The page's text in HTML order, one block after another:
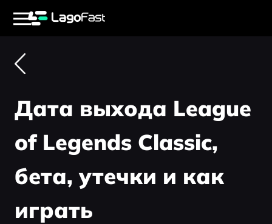
Дата выхода League
of Legends Classic,
бета, утечки и как
играть